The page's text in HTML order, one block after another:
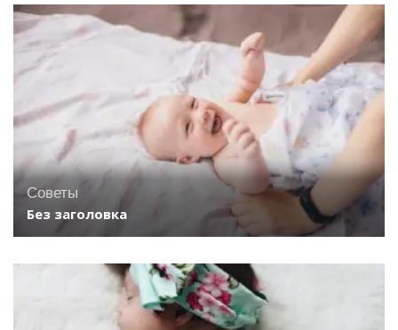
Советы
Без заголовка